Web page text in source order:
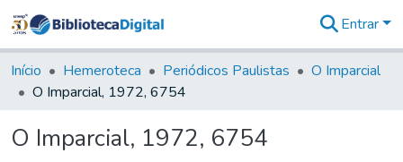
&
Coleções
Tudo na
Digital
Entrar
Início Hemeroteca Periódicos Paulistas
O Imparcial
O Imparcial, 1972, 6754
O Imparcial, 1972, 6754